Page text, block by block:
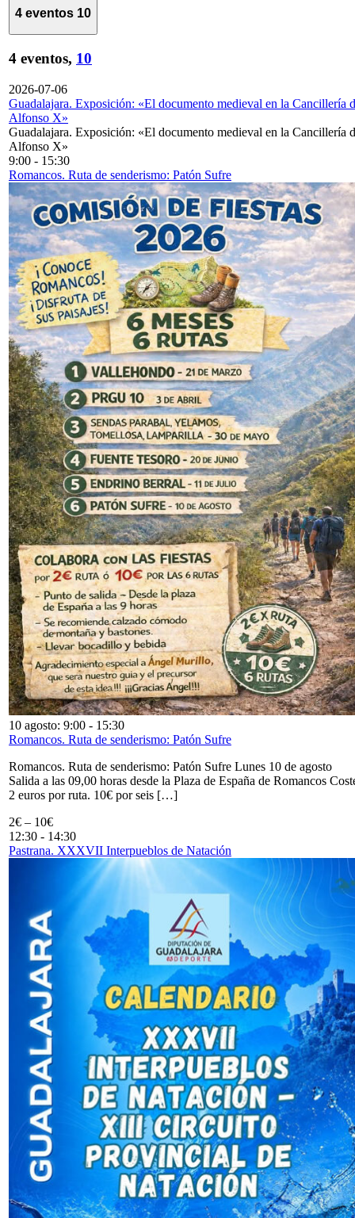
4 eventos 10
4 eventos, 10
2026-07-06
Guadalajara. Exposición: «El documento medieval en la Cancillería
Alfonso X»
Guadalajara. Exposición: «El documento medieval en la Cancillería
Alfonso X»
9:00 - 15:30
Romancos. Ruta de senderismo: Patón Sufre
10 agosto: 9:00 - 15:30
Romancos. Ruta de senderismo: Patón Sufre
Romancos. Ruta de senderismo: Patón Sufre Lunes 10 de agosto
Salida a las 09,00 horas desde la Plaza de España de Romancos
2 euros por ruta. 10€ por seis […]
2€ – 10€
12:30 - 14:30
Pastrana. XXXVII Interpueblos de Natación